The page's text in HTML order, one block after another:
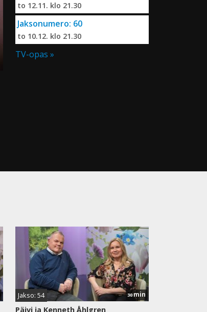
to 12.11. klo 21.30
Jaksonumero: 60
to 10.12. klo 21.30
TV-opas »
Jakso: 54 30min
Päivi ja Kenneth Åhlgren